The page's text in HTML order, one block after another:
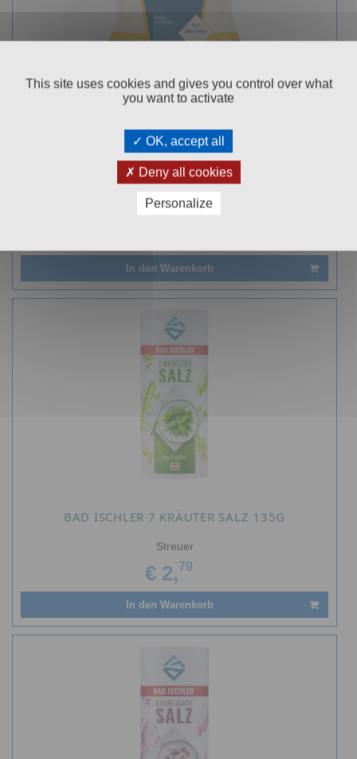
SALPINA POOL-SALZ 20KG
€ 18,99
Kundenbewertung
In den Warenkorb
BAD ISCHLER 7 KRÄUTER SALZ 135G
Streuer
€ 2,79
In den Warenkorb
This site uses cookies and gives you control over what
you want to activate
OK, accept all
Deny all cookies
Personalize